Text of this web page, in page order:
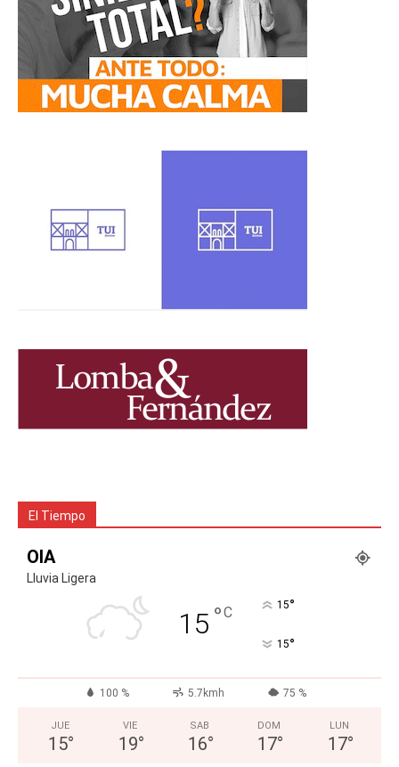
El Tiempo
OIA
Lluvia Ligera
15 °C 15°
15°
100 % 5.7kmh 75 %
JUE
15°
VIE
19°
SAB
16°
DOM
17°
LUN
17°